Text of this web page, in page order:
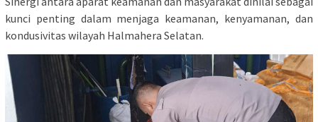
kunci penting dalam menjaga keamanan, kenyamanan, dan
kondusivitas wilayah Halmahera Selatan.